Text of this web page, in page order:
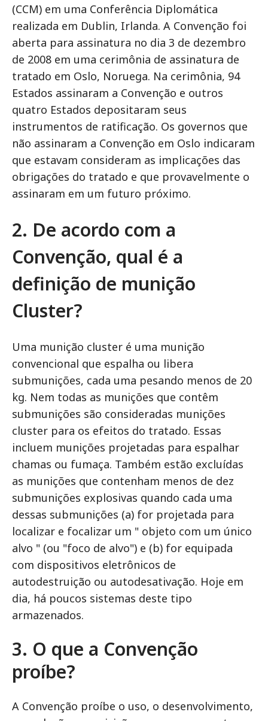
(CCM) em uma Conferência Diplomática
realizada em Dublin, Irlanda. A Convenção foi
aberta para assinatura no dia 3 de dezembro
de 2008 em uma cerimônia de assinatura de
tratado em Oslo, Noruega. Na cerimônia, 94
Estados assinaram a Convenção e outros
quatro Estados depositaram seus
instrumentos de ratificação. Os governos que
não assinaram a Convenção em Oslo indicaram
que estavam consideram as implicações das
obrigações do tratado e que provavelmente o
assinaram em um futuro próximo.
2. De acordo com a
Convenção, qual é a
definição de munição
Cluster?
Uma munição cluster é uma munição
convencional que espalha ou libera
submunições, cada uma pesando menos de 20
kg. Nem todas as munições que contêm
submunições são consideradas munições
cluster para os efeitos do tratado. Essas
incluem munições projetadas para espalhar
chamas ou fumaça. Também estão excluídas
as munições que contenham menos de dez
submunições explosivas quando cada uma
dessas submunições (a) for projetada para
localizar e focalizar um " objeto com um único
alvo " (ou "foco de alvo") e (b) for equipada
com dispositivos eletrônicos de
autodestruição ou autodesativação. Hoje em
dia, há poucos sistemas deste tipo
armazenados.
3. O que a Convenção
proíbe?
A Convenção proíbe o uso, o desenvolvimento,